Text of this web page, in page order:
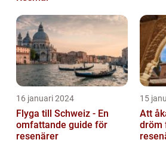
16 januari 2024
Flyga till Schweiz - En
omfattande guide för
resenärer
15
Att
dröm